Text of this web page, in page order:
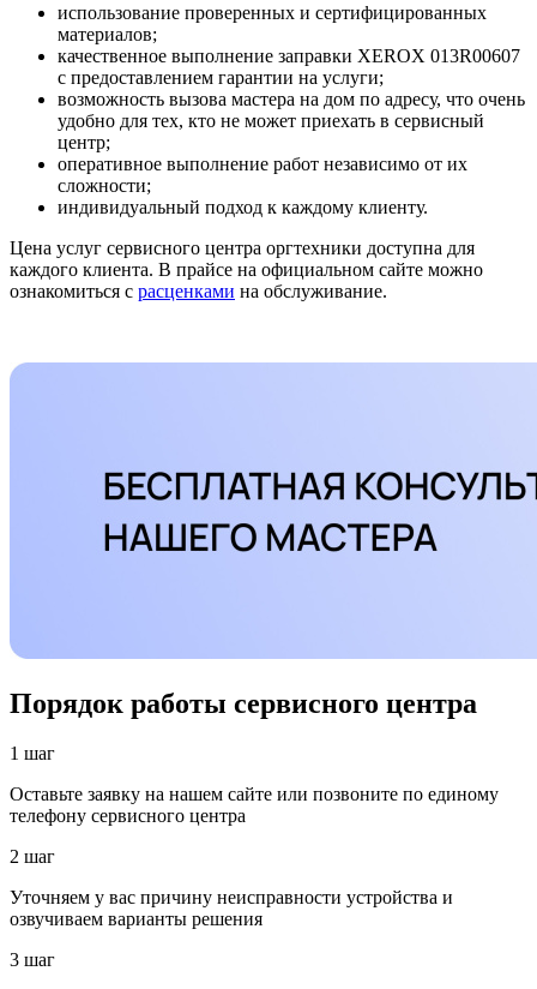
использование проверенных и сертифицированных
материалов;
качественное выполнение заправки XEROX 013R00607
с предоставлением гарантии на услуги;
возможность вызова мастера на дом по адресу, что очень
удобно для тех, кто не может приехать в сервисный
центр;
оперативное выполнение работ независимо от их
сложности;
индивидуальный подход к каждому клиенту.
Цена услуг сервисного центра оргтехники доступна для
каждого клиента. В прайсе на официальном сайте можно
ознакомиться с расценками на обслуживание.
Порядок работы сервисного центра
1 шаг
Оставьте заявку на нашем сайте или позвоните по единому
телефону сервисного центра
2 шаг
Уточняем у вас причину неисправности устройства и
озвучиваем варианты решения
3 шаг